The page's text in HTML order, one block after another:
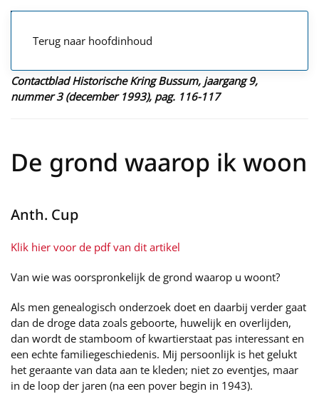
Terug naar hoofdinhoud
Contactblad Historische Kring Bussum, jaargang 9,
nummer 3 (december 1993), pag. 116-117
De grond waarop ik woon
Anth. Cup
Klik hier voor de pdf van dit artikel
Van wie was oorspronkelijk de grond waarop u woont?
Als men genealogisch onderzoek doet en daarbij verder gaat
dan de droge data zoals geboorte, huwelijk en overlijden,
dan wordt de stamboom of kwartierstaat pas interessant en
een echte familiegeschiedenis. Mij persoonlijk is het gelukt
het geraante van data aan te kleden; niet zo eventjes, maar
in de loop der jaren (na een pover begin in 1943).